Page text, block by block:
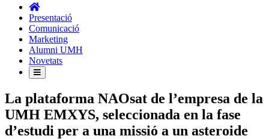
Servei
de
Comunicació,
Màrqueting
i
Atenció
a
l'Estudiantat
Presentació
Comunicació
Marketing
Alumni UMH
Novetats
La plataforma NAOsat de l’empresa de la
UMH EMXYS, seleccionada en la fase
d’estudi per a una missió a un asteroide